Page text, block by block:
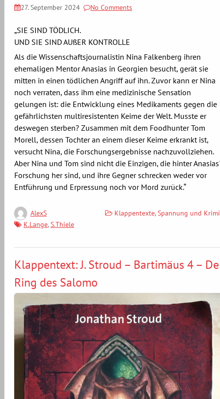
27. September 2024 No Comments
„SIE SIND TÖDLICH.
UND SIE SIND AUßER KONTROLLE
Als die Wissenschaftsjournalistin Nina Falkenberg ihren
ehemaligen Mentor Anasias in Georgien besucht, gerät sie
mitten in einen tödlichen Angriff auf ihn. Zuvor kann er Nina
noch verraten, dass ihm eine medizinische Sensation
gelungen ist: die Entwicklung eines Medikaments gegen die
gefährlichsten multiresistenten Keime der Welt. Musste er
deswegen sterben? Zusammen mit dem Foodhunter Tom
Morell, dessen Tochter an einem dieser Keime erkrankt ist,
versucht Nina, die Forschungsergebnisse nachzuvollziehen.
Aber Nina und Tom sind nicht die Einzigen, die hinter
Forschung her sind, und ihre Gegner schrecken weder vor
Entführung und Erpressung noch vor Mord zurück.“
AlexS Klappentexte,Spannung und Krimi
K.Lange,S.Thiele
Klappentext: J. Stroud – Bartimäus 4 –
Ring des Salomo